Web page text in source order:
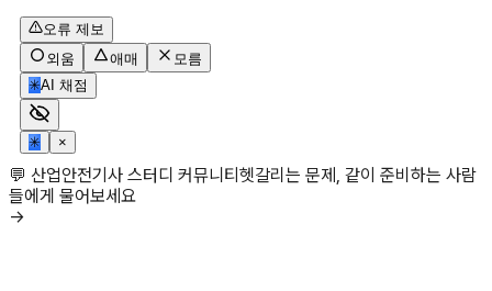
오류 제보
외움
애매
모름
✳AI 채점
✳ ×
💬 산업안전기사 스터디 커뮤니티헷갈리는 문제, 같이 준비하는 사람
들에게 물어보세요
→